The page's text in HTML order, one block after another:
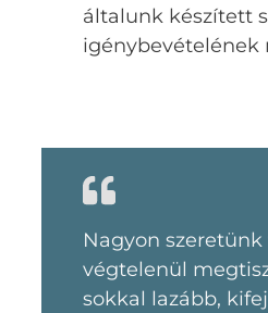
általunk készített
igénybevételének
Nagyon
végtelenül
sokkal lazább,